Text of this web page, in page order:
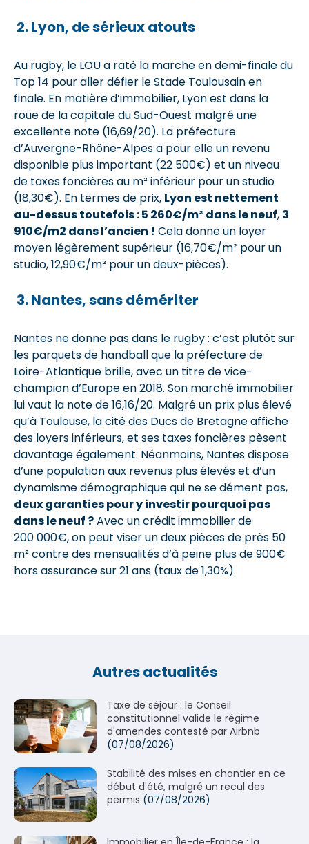
2. Lyon, de sérieux atouts
Au rugby, le LOU a raté la marche en demi-finale du
Top 14 pour aller défier le Stade Toulousain en
finale. En matière d’immobilier, Lyon est dans la
roue de la capitale du Sud-Ouest malgré une
excellente note (16,69/20). La préfecture
d’Auvergne-Rhône-Alpes a pour elle un revenu
disponible plus important (22 500€) et un niveau
de taxes foncières au m² inférieur pour un studio
(18,30€). En termes de prix, Lyon est nettement
au-dessus toutefois : 5 260€/m² dans le neuf, 3
910€/m2 dans l’ancien ! Cela donne un loyer
moyen légèrement supérieur (16,70€/m² pour un
studio, 12,90€/m² pour un deux-pièces).
3. Nantes, sans démériter
Nantes ne donne pas dans le rugby : c’est plutôt sur
les parquets de handball que la préfecture de
Loire-Atlantique brille, avec un titre de vice-
champion d’Europe en 2018. Son marché immobilier
lui vaut la note de 16,16/20. Malgré un prix plus élevé
qu’à Toulouse, la cité des Ducs de Bretagne affiche
des loyers inférieurs, et ses taxes foncières pèsent
davantage également. Néanmoins, Nantes dispose
d’une population aux revenus plus élevés et d’un
dynamisme démographique qui ne se dément pas,
deux garanties pour y investir pourquoi pas
dans le neuf ?Avec un crédit immobilier de
200 000€, on peut viser un deux pièces de près 50
m² contre des mensualités d’à peine plus de 900€
hors assurance sur 21 ans (taux de 1,30%).
Autres actualités
Taxe de séjour : le Conseil
constitutionnel valide le régime
d'amendes contesté par Airbnb
(07/08/2026)
Stabilité des mises en chantier en ce
début d'été, malgré un recul des
permis (07/08/2026)